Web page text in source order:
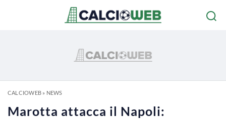
CALCIOWEB» NEWS
Marotta attacca il Napoli: